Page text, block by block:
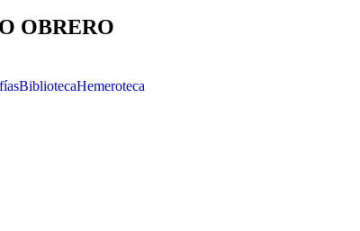
OBRERO
BibliotecaHemeroteca